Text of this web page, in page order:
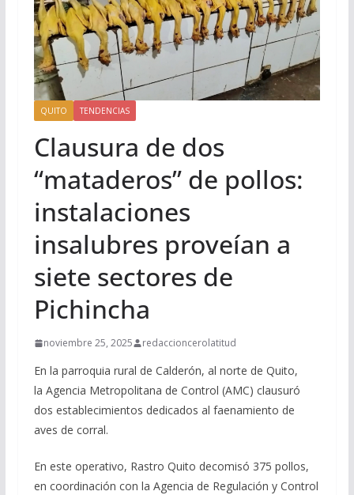
QUITO TENDENCIAS
Clausura de dos
“mataderos” de pollos:
instalaciones
insalubres proveían a
siete sectores de
Pichincha
noviembre 25, 2025 redaccioncerolatitud
En la parroquia rural de Calderón, al norte de Quito,
la Agencia Metropolitana de Control (AMC) clausuró
dos establecimientos dedicados al faenamiento de
aves de corral.
En este operativo, Rastro Quito decomisó 375 pollos,
en coordinación con la Agencia de Regulación y Control